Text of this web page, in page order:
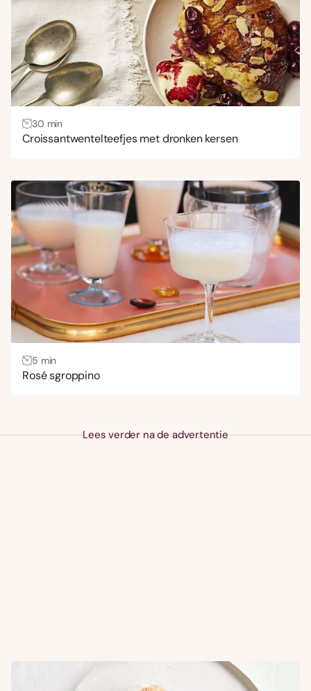
30 min
Croissantwentelteefjes met dronken kersen
5 min
Rosé sgroppino
Lees verder na de advertentie